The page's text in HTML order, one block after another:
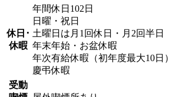
休日･
休暇
年間休日102日
日曜・祝日
土曜日は月1回休日・月2回半日
年末年始・お盆休暇
年次有給休暇（初年度最大10日）
慶弔休暇
受動